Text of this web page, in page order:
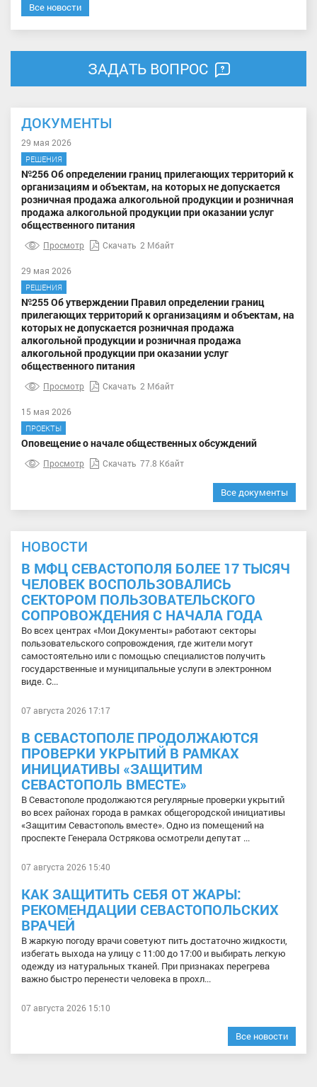
Все новости
ЗАДАТЬ ВОПРОС
ДОКУМЕНТЫ
29 мая 2026
РЕШЕНИЯ
№256 Об определении границ прилегающих территорий к
организациям и объектам, на которых не допускается
розничная продажа алкогольной продукции и розничная
продажа алкогольной продукции при оказании услуг
общественного питания
Просмотр Скачать 2 Мбайт
29 мая 2026
РЕШЕНИЯ
№255 Об утверждении Правил определении границ
прилегающих территорий к организациям и объектам, на
которых не допускается розничная продажа
алкогольной продукции и розничная продажа
алкогольной продукции при оказании услуг
общественного питания
Просмотр Скачать 2 Мбайт
15 мая 2026
ПРОЕКТЫ
Оповещение о начале общественных обсуждений
Просмотр Скачать 77.8 Кбайт
Все документы
НОВОСТИ
В МФЦ СЕВАСТОПОЛЯ БОЛЕЕ 17 ТЫСЯЧ
ЧЕЛОВЕК ВОСПОЛЬЗОВАЛИСЬ
СЕКТОРОМ ПОЛЬЗОВАТЕЛЬСКОГО
СОПРОВОЖДЕНИЯ С НАЧАЛА ГОДА
Во всех центрах «Мои Документы» работают секторы
пользовательского сопровождения, где жители могут
самостоятельно или с помощью специалистов получить
государственные и муниципальные услуги в электронном
виде. С...
07 августа 2026 17:17
В СЕВАСТОПОЛЕ ПРОДОЛЖАЮТСЯ
ПРОВЕРКИ УКРЫТИЙ В РАМКАХ
ИНИЦИАТИВЫ «ЗАЩИТИМ
СЕВАСТОПОЛЬ ВМЕСТЕ»
В Севастополе продолжаются регулярные проверки укрытий
во всех районах города в рамках общегородской инициативы
«Защитим Севастополь вместе». Одно из помещений на
проспекте Генерала Острякова осмотрели депутат ...
07 августа 2026 15:40
КАК ЗАЩИТИТЬ СЕБЯ ОТ ЖАРЫ:
РЕКОМЕНДАЦИИ СЕВАСТОПОЛЬСКИХ
ВРАЧЕЙ
В жаркую погоду врачи советуют пить достаточно жидкости,
избегать выхода на улицу с 11:00 до 17:00 и выбирать легкую
одежду из натуральных тканей. При признаках перегрева
важно быстро перенести человека в прохл...
07 августа 2026 15:10
Все новости